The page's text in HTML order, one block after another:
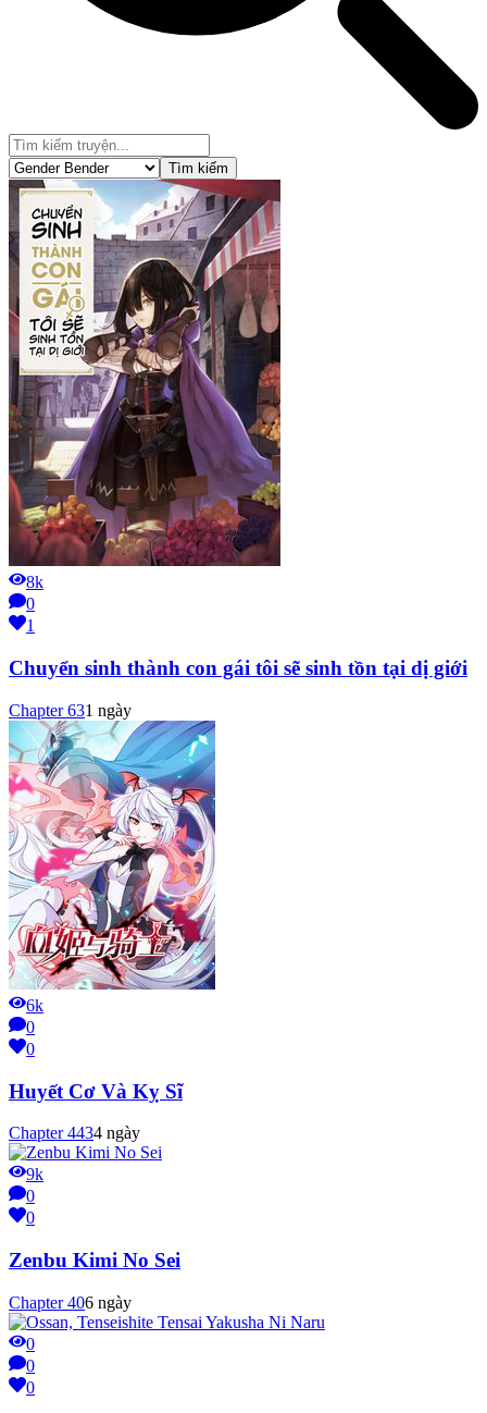
Tìm kiếm
8k
0
1
Chuyển sinh thành con gái tôi sẽ sinh tồn tại dị giới
Chapter631 ngày
6k
0
0
Huyết Cơ Và Kỵ Sĩ
Chapter4434 ngày
9k
0
0
Zenbu Kimi No Sei
Chapter406 ngày
0
0
0